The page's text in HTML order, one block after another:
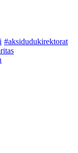
#aksidudukirektorat